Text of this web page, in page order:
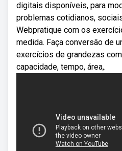
digitais disponíveis, para
problemas cotidianos,
Webpratique com os
medida. Faça conversão de
exercícios de grandezas
capacidade, tempo, área,.